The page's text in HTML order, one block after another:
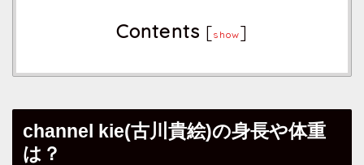
Contents [show]
channel kie(古川貴絵)の身長や体重
は？